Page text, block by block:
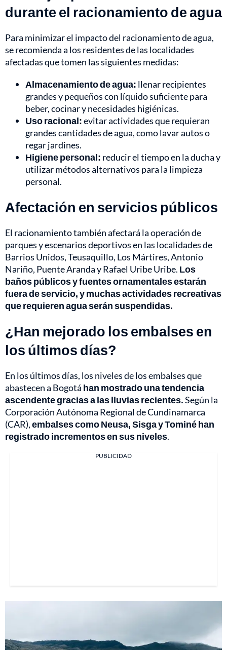
durante el racionamiento de agua
Para minimizar el impacto del racionamiento de agua,
se recomienda a los residentes de las localidades
afectadas que tomen las siguientes medidas:
Almacenamiento de agua: llenar recipientes
grandes y pequeños con líquido suficiente para
beber, cocinar y necesidades higiénicas.
Uso racional:evitar actividades que requieran
grandes cantidades de agua, como lavar autos o
regar jardines.
Higiene personal: reducir el tiempo en la ducha y
utilizar métodos alternativos para la limpieza
personal.
Afectación en servicios públicos
El racionamiento también afectará la operación de
parques y escenarios deportivos en las localidades de
Barrios Unidos, Teusaquillo, Los Mártires, Antonio
Nariño, Puente Aranda y Rafael Uribe Uribe. Los
baños públicos y fuentes ornamentales estarán
fuera de servicio, y muchas actividades recreativas
que requieren agua serán suspendidas.
¿Han mejorado los embalses en
los últimos días?
En los últimos días, los niveles de los embalses que
abastecen a Bogotá han mostrado una tendencia
ascendente gracias a las lluvias recientes.Según la
Corporación Autónoma Regional de Cundinamarca
(CAR),embalses como Neusa, Sisga y Tominé han
registrado incrementos en sus niveles.
PUBLICIDAD